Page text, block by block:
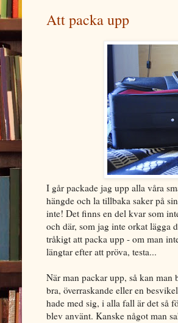
Att packa upp
I går packade jag upp alla våra
hängde och la tillbaka saker på
inte! Det finns en del kvar som
och där, som jag inte orkat lägga
tråkigt att packa upp - om man
längtar efter att pröva, testa...
När man packar upp, så kan
bra, överraskande eller en
hade med sig, i alla fall är det så
blev använt. Kanske något man